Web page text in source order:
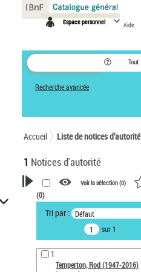
Espace personnel Aide
Tout
Recherche avancée
Accueil Liste de notices d’autorité
1 Notices d'autorité
VOTRE RECHERCHE
Recherche avancée dans les
notices d’autorité
Œuvres liées à l'auteur :
Temperton, Rod (1947-2016)
Voir la sélection (0)
(0)
Tri par : Défaut
sur 1
1
Temperton, Rod (1947-2016)
Panneau de gestion des cookies